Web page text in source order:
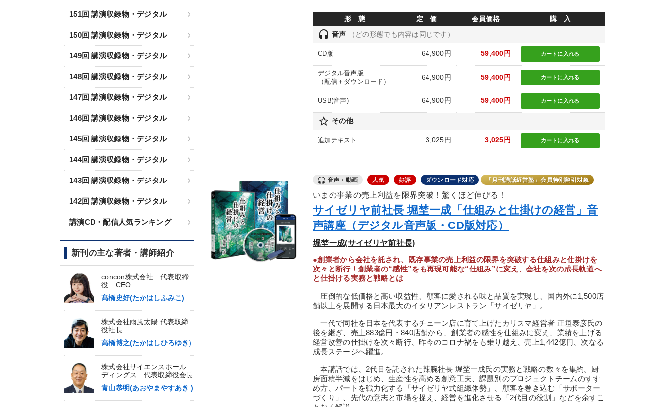
151回 講演収録物・デジタル
150回 講演収録物・デジタル
149回 講演収録物・デジタル
148回 講演収録物・デジタル
147回 講演収録物・デジタル
146回 講演収録物・デジタル
145回 講演収録物・デジタル
144回 講演収録物・デジタル
143回 講演収録物・デジタル
142回 講演収録物・デジタル
講演CD・配信人気ランキング
新刊の主な著者・講師紹介
concon株式会社 代表取締
役 CEO
髙橋史好(たかはしふみこ)
株式会社雨風太陽 代表取締
役社長
高橋博之(たかはしひろゆき)
株式会社サイエンスホール
ディングス 代表取締役会長
青山恭明(あおやまやすあき )
形 態 定 価 会員価格 購 入
headset 音声 （どの形態でも内容は同じです）
CD版 64,900円 59,400円 カートに 入れる
デジタル音声版
（配信＋ダウンロード）
64,900円 59,400円 カートに 入れる
USB(音声) 64,900円 59,400円 カートに 入れる
star_border その他
追加テキスト 3,025円 3,025円 カートに 入れる
音声・動画 人気 好評 ダウンロード対応 「月刊講話経営塾」会員特別割引対象
いまの事業の売上利益を限界突破！驚くほど伸びる！
サイゼリヤ前社長 堀埜一成「仕組みと仕掛けの経営」音
声講座（デジタル音声版・CD版対応）
堀埜一成(サイゼリヤ前社長)
●創業者から会社を託され、既存事業の売上利益の限界を突破する仕組みと仕掛けを
次々と断行！創業者の“感性”をも再現可能な“仕組み”に変え、会社を次の成長軌道へ
と仕掛ける実務と戦略とは
圧倒的な低価格と高い収益性、顧客に愛される味と品質を実現し、国内外に1,500店
舗以上を展開する日本最大のイタリアンレストラン「サイゼリヤ」。
一代で同社を日本を代表するチェーン店に育て上げたカリスマ経営者 正垣泰彦氏の
後を継ぎ、売上883億円・840店舗から、創業者の感性を仕組みに変え、業績を上げる
経営改善の仕掛けを次々断行、昨今のコロナ禍をも乗り越え、売上1,442億円、次なる
成長ステージへ躍進。
本講話では、2代目を託された辣腕社長 堀埜一成氏の実務と戦略の数々を集約。厨
房面積半減をはじめ、生産性を高める創意工夫、課題別のプロジェクトチームのすす
め方、パートを戦力化する「サイゼリヤ式組織体勢」、顧客を巻き込む「サポーター
づくり」、先代の意志と市場を捉え、経営を進化させる「2代目の役割」などを余すこ